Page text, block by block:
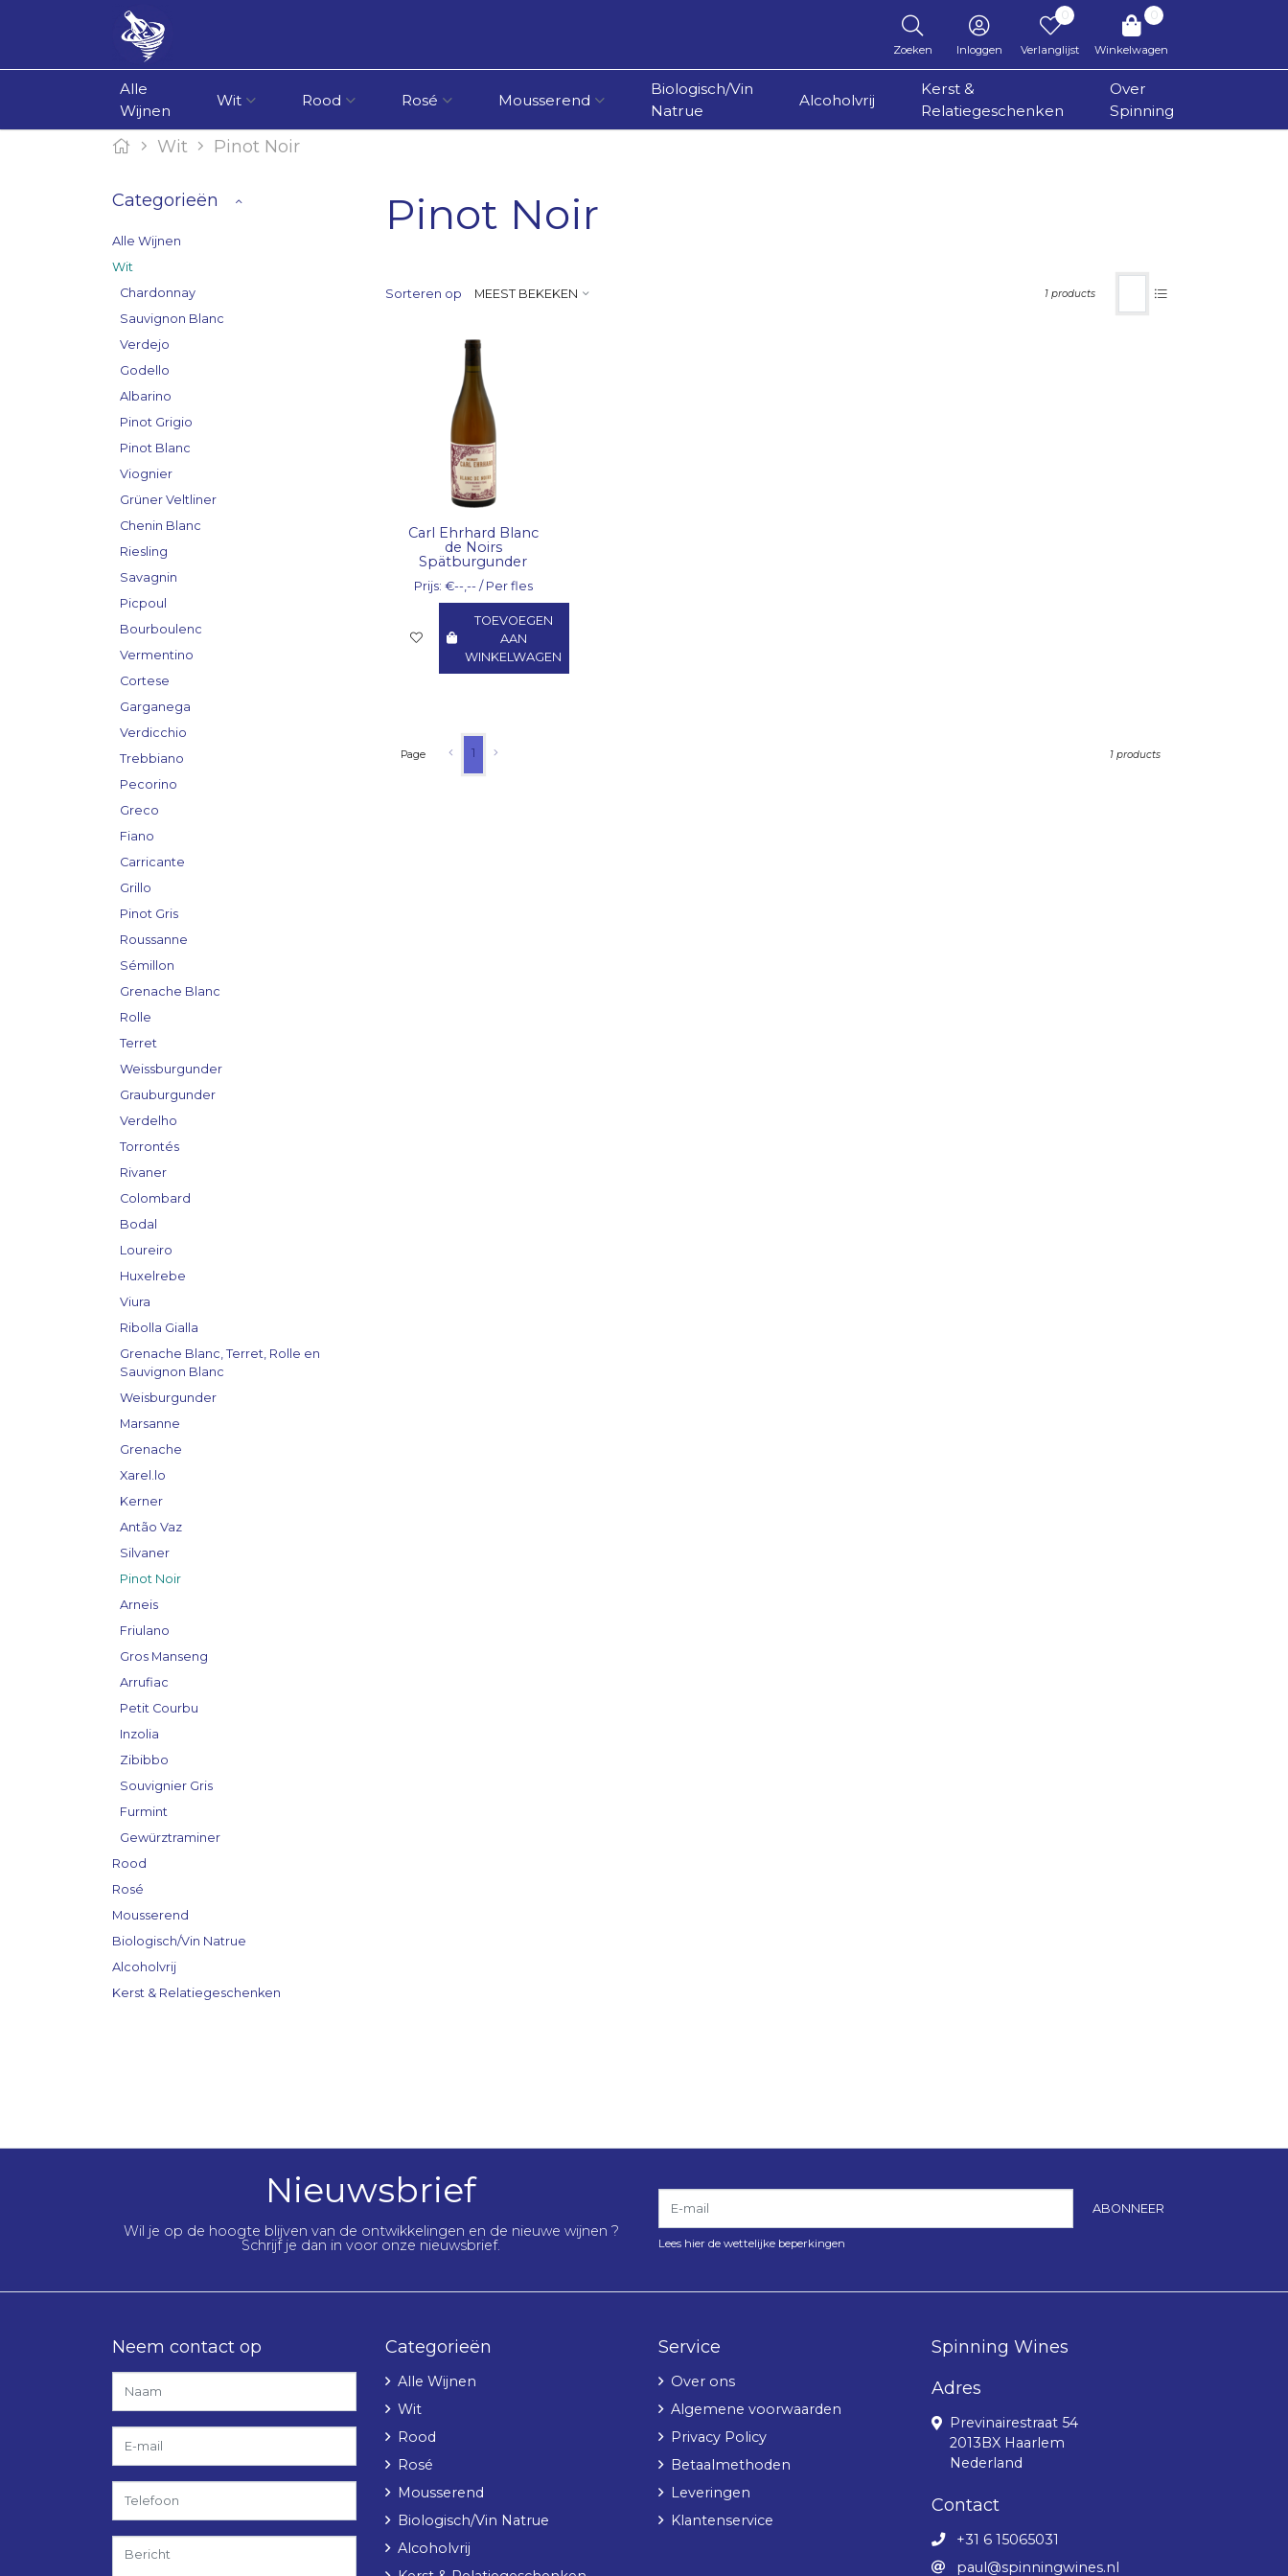
Zoeken Inloggen
0
Verlanglijst
0
Winkelwagen
Alle
Wijnen
Wit Rood Rosé Mousserend
Biologisch/Vin
Natrue
Alcoholvrij
Kerst &
Relatiegeschenken
Over
Spinning
Wit Pinot Noir
Categorieën
Alle Wijnen
Wit
Chardonnay
Sauvignon Blanc
Verdejo
Godello
Albarino
Pinot Grigio
Pinot Blanc
Viognier
Grüner Veltliner
Chenin Blanc
Riesling
Savagnin
Picpoul
Bourboulenc
Vermentino
Cortese
Garganega
Verdicchio
Trebbiano
Pecorino
Greco
Fiano
Carricante
Grillo
Pinot Gris
Roussanne
Sémillon
Grenache Blanc
Rolle
Terret
Weissburgunder
Grauburgunder
Verdelho
Torrontés
Rivaner
Colombard
Bodal
Loureiro
Huxelrebe
Viura
Ribolla Gialla
Grenache Blanc, Terret, Rolle en
Sauvignon Blanc
Weisburgunder
Marsanne
Grenache
Xarel.lo
Kerner
Antão Vaz
Silvaner
Pinot Noir
Arneis
Friulano
Gros Manseng
Arrufiac
Petit Courbu
Inzolia
Zibibbo
Souvignier Gris
Furmint
Gewürztraminer
Rood
Rosé
Mousserend
Biologisch/Vin Natrue
Alcoholvrij
Kerst & Relatiegeschenken
Pinot Noir
Sorteren op MEEST BEKEKEN 1 products
Carl Ehrhard Blanc
de Noirs
Spätburgunder
Prijs: €--,-- / Per fles
TOEVOEGEN
AAN
WINKELWAGEN
Page 1 1 products
Nieuwsbrief
Wil je op de hoogte blijven van de ontwikkelingen en de nieuwe wijnen ?
Schrijf je dan in voor onze nieuwsbrief.
E-mail
ABONNEER
Lees hier de wettelijke beperkingen
Neem contact op Categorieën
Alle Wijnen
Wit
Rood
Rosé
Mousserend
Biologisch/Vin Natrue
Alcoholvrij
Service
Over ons
Algemene voorwaarden
Privacy Policy
Betaalmethoden
Leveringen
Klantenservice
Spinning Wines
Adres
Previnairestraat 54
2013BX Haarlem
Nederland
Contact
+31 6 15065031
paul@spinningwines.nl